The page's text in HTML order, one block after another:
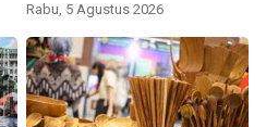
Rabu, 5 Agustus 2026